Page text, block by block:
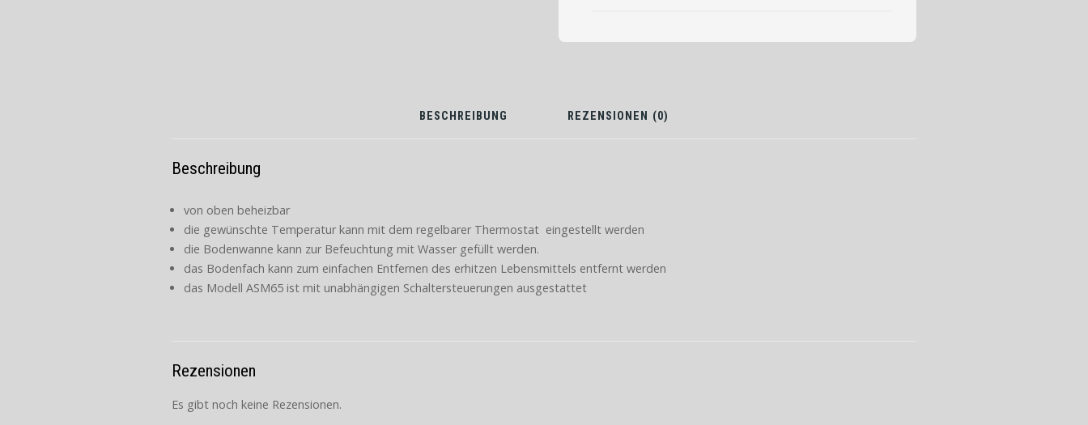
BESCHREIBUNG REZENSIONEN (0)
Beschreibung
von oben beheizbar
die gewünschte Temperatur kann mit dem regelbarer Thermostat eingestellt werden
die Bodenwanne kann zur Befeuchtung mit Wasser gefüllt werden.
das Bodenfach kann zum einfachen Entfernen des erhitzen Lebensmittels entfernt werden
das Modell ASM65 ist mit unabhängigen Schaltersteuerungen ausgestattet
Rezensionen
Es gibt noch keine Rezensionen.